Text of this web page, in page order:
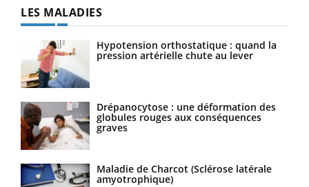
LES MALADIES
Hypotension orthostatique : quand la
pression artérielle chute au lever
Drépanocytose : une déformation des
globules rouges aux conséquences
graves
Maladie de Charcot (Sclérose latérale
amyotrophique)